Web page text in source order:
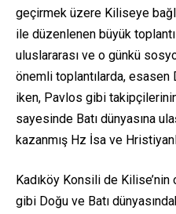
geçirmek üzere Kiliseye
ile düzenlenen büyük
uluslararası ve o günkü
önemli toplantılarda,
iken, Pavlos gibi takipçilerinin
sayesinde Batı dünyasına
kazanmış Hz İsa ve
Kadıköy Konsili de
gibi Doğu ve Batı